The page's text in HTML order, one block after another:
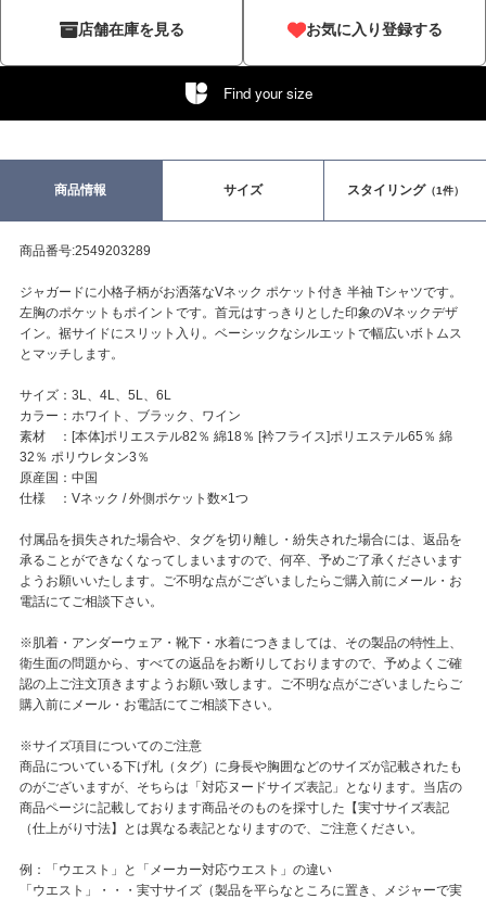
店舗在庫を見る お気に入り登録する
Find your size
商品情報 サイズ スタイリング（1件）
商品番号:2549203289
ジャガードに小格子柄がお洒落なVネック ポケット付き 半袖 Tシャツです。
左胸のポケットもポイントです。首元はすっきりとした印象のVネックデザ
イン。裾サイドにスリット入り。ベーシックなシルエットで幅広いボトムス
とマッチします。
サイズ：3L、4L、5L、6L
カラー：ホワイト、ブラック、ワイン
素材 ：[本体]ポリエステル82％ 綿18％ [衿フライス]ポリエステル65％ 綿
32％ ポリウレタン3％
原産国：中国
仕様 ：Vネック / 外側ポケット数×1つ
付属品を損失された場合や、タグを切り離し・紛失された場合には、返品を
承ることができなくなってしまいますので、何卒、予めご了承くださいます
ようお願いいたします。ご不明な点がございましたらご購入前にメール・お
電話にてご相談下さい。
※肌着・アンダーウェア・靴下・水着につきましては、その製品の特性上、
衛生面の問題から、すべての返品をお断りしておりますので、予めよくご確
認の上ご注文頂きますようお願い致します。ご不明な点がございましたらご
購入前にメール・お電話にてご相談下さい。
※サイズ項目についてのご注意
商品についている下げ札（タグ）に身長や胸囲などのサイズが記載されたも
のがございますが、そちらは「対応ヌードサイズ表記」となります。当店の
商品ページに記載しております商品そのものを採寸した【実寸サイズ表記
（仕上がり寸法】とは異なる表記となりますので、ご注意ください。
例：「ウエスト」と「メーカー対応ウエスト」の違い
「ウエスト」・・・実寸サイズ（製品を平らなところに置き、メジャーで実